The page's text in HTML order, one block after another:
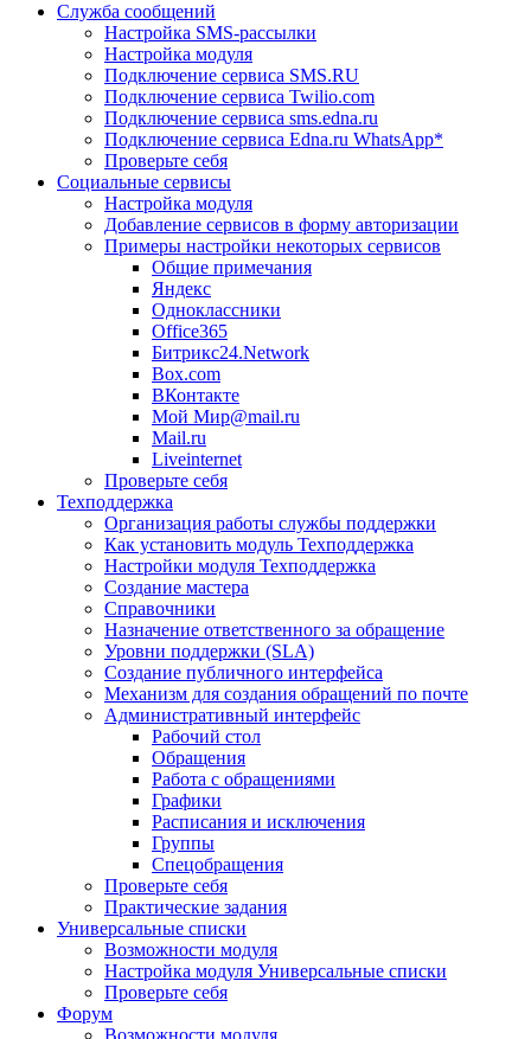
Служба сообщений
Настройка SMS-рассылки
Настройка модуля
Подключение сервиса SMS.RU
Подключение сервиса Twilio.com
Подключение сервиса sms.edna.ru
Подключение сервиса Edna.ru WhatsApp*
Проверьте себя
Социальные сервисы
Настройка модуля
Добавление сервисов в форму авторизации
Примеры настройки некоторых сервисов
Общие примечания
Яндекс
Одноклассники
Office365
Битрикс24.Network
Box.com
ВКонтакте
Мой Мир@mail.ru
Mail.ru
Liveinternet
Проверьте себя
Техподдержка
Организация работы службы поддержки
Как установить модуль Техподдержка
Настройки модуля Техподдержка
Создание мастера
Справочники
Назначение ответственного за обращение
Уровни поддержки (SLA)
Создание публичного интерфейса
Механизм для создания обращений по почте
Административный интерфейс
Рабочий стол
Обращения
Работа с обращениями
Графики
Расписания и исключения
Группы
Спецобращения
Проверьте себя
Практические задания
Универсальные списки
Возможности модуля
Настройка модуля Универсальные списки
Проверьте себя
Форум
Возможности модуля